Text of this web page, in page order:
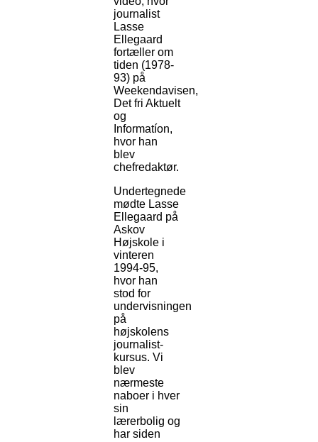
journalist
Lasse
Ellegaard
fortæller om
tiden (1978-
93) på
Weekendavisen,
Det fri Aktuelt
og
Informatíon,
hvor han
blev
chefredaktør.
Undertegnede
mødte Lasse
Ellegaard på
Askov
Højskole i
vinteren
1994-95,
hvor han
stod for
undervisningen
på
højskolens
journalist-
kursus. Vi
blev
nærmeste
naboer i hver
sin
lærerbolig og
har siden